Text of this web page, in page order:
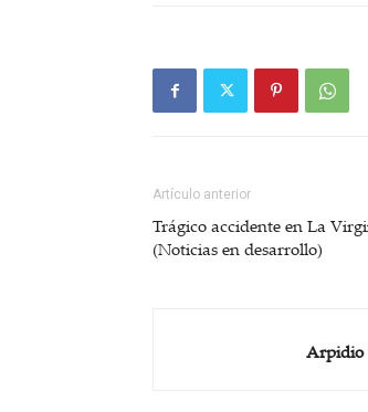
Artículo anterior
Trágico accidente en La
(Noticias en desarrollo)
Arpidio